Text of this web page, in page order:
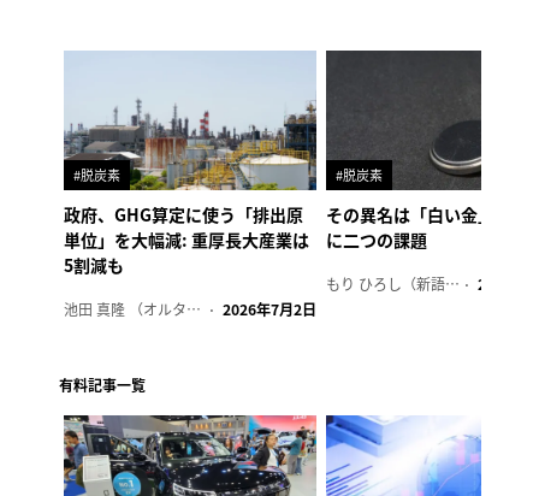
#脱炭素
政府、GHG算定に使う「排出原
単位」を大幅減: 重厚長大産業は
5割減も
池田 真隆 （オルタナ輪番編集長） 2026年7月2日
#脱炭素
その異名は「白い金」、リ
に二つの課題
もり ひろし（新語ウォッチャー） 2023年7
有料記事一覧